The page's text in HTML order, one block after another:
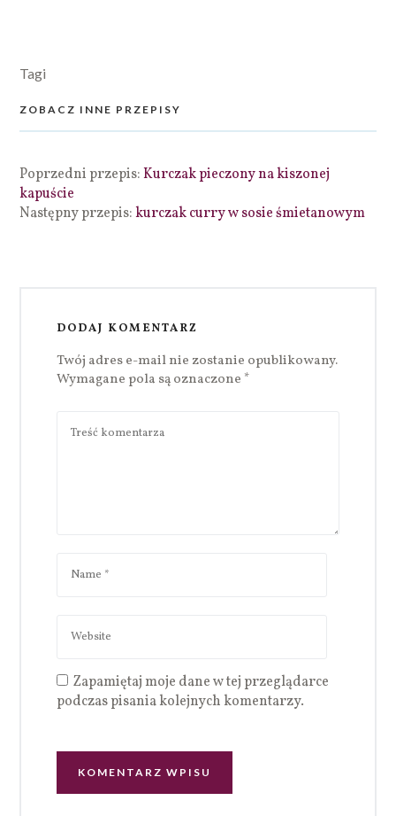
Tagi
ZOBACZ INNE PRZEPISY
Poprzedni przepis:Kurczak pieczony na kiszonej
kapuście
Następny przepis:kurczak curry w sosie śmietanowym
DODAJ KOMENTARZ
Twój adres e-mail nie zostanie opublikowany.
Wymagane pola są oznaczone *
Zapamiętaj moje dane w tej przeglądarce
podczas pisania kolejnych komentarzy.